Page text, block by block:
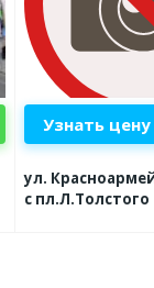
Узнать цену
ул.
с пл.Л.Толстого